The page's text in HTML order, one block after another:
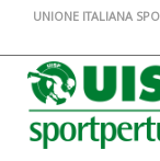
UNIONE ITALIANA